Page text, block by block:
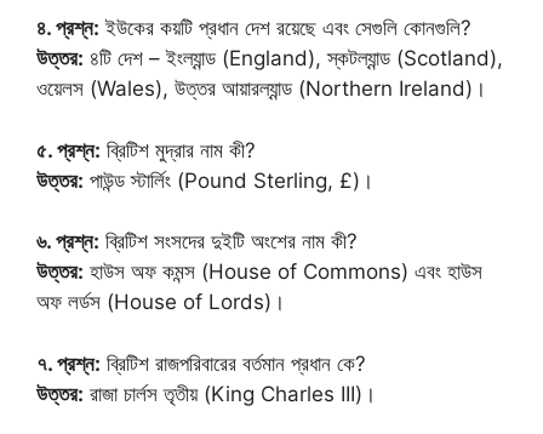
৪. প্রশ্ন: ইউকের কয়টি প্রধান দেশ রয়েছে এবং সেগুলি কোনগুলি?
উত্তর: ৪টি দেশ – ইংল্যান্ড (England), স্কটল্যান্ড (Scotland),
ওয়েলস (Wales), উত্তর আয়ারল্যান্ড (Northern Ireland)।
৫. প্রশ্ন: ব্রিটিশ মুদ্রার নাম কী?
উত্তর: পাউন্ড স্টার্লিং (Pound Sterling, £)।
৬. প্রশ্ন: ব্রিটিশ সংসদের দুইটি অংশের নাম কী?
উত্তর: হাউস অফ কমন্স (House of Commons) এবং হাউস
অফ লর্ডস (House of Lords)।
৭. প্রশ্ন: ব্রিটিশ রাজপরিবারের বর্তমান প্রধান কে?
উত্তর: রাজা চার্লস তৃতীয় (King Charles III)।